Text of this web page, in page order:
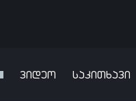
ვიდეო საკითხავი